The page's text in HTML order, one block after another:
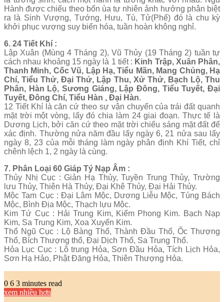
Hành được chiếu theo bốn ùa tự nhiên ảnh hưởng phân biệt
ra là Sinh Vượng, Tướng, Hưu, Tù, Tử(Phế) đó là chu kỳ
khởi phục vượng suy biến hóa, tuần hoàn không nghỉ.
6. 24 Tiết Khí :
Lập Xuân (Mùng 4 Tháng 2), Vũ Thủy (19 Tháng 2) tuần tự
cách nhau khoảng 15 ngày là 1 tiết : Kinh Trập, Xuân Phân,
Thanh Minh, Cốc Vũ, Lập Hạ, Tiểu Mãn, Mang Chủng, Hạ
Chí, Tiểu Thử, Đại Thử, Lập Thu, Xử Thử, Bạch Lộ, Thu
Phân, Hàn Lộ, Sương Giáng, Lập Đông, Tiểu Tuyết, Đại
Tuyết, Đông Chí, Tiểu Hàn , Đại Hàn.
12 Tiết Khí là căn cứ theo sự vận chuyển của trái đất quanh
mặt trời một vòng, lấy đó chia làm 24 giai đoạn. Thực tế là
Dương Lịch, bởi căn cứ theo mặt trời chiếu sáng mặt đất để
xác định. Thường nửa năm đầu lấy ngày 6, 21 nửa sau lấy
ngày 8, 23 của mỗi tháng làm ngày phân định Khí Tiết, chỉ
chênh lệch 1, 2 ngày là cùng.
7. Phân Loại 60 Giáp Tý Nạp Âm :
Thủy Nhị Cục : Giản Hạ Thủy, Tuyền Trung Thủy, Trường
lưu Thủy, Thiên Hà Thủy, Đại Khê Thủy, Đại Hải Thủy.
Mộc Tam Cục : Đại Lâm Mộc, Dương Liễu Mộc, Túng Bách
Mộc, Bình Địa Mộc, Thạch lựu Mộc.
Kim Tứ Cục : Hải Trung Kim, Kiếm Phong Kim. Bạch Nạp
Kim, Sa Trung Kim, Xoa Xuyến Kim.
Thổ Ngũ Cục : Lộ Bàng Thổ, Thành Đầu Thổ, Ốc Thượng
Thổ, Bích Thượng thổ, Đại Dịch Thổ, Sa Trung Thổ.
Hỏa Lục Cục : Lô trung Hỏa, Sơn Đầu Hỏa, Tích Lịch Hỏa,
Sơn Hạ Hảo, Phật Đăng Hỏa, Thiên Thượng Hỏa.
0 6 3 minutes read
xem nhiều hơn